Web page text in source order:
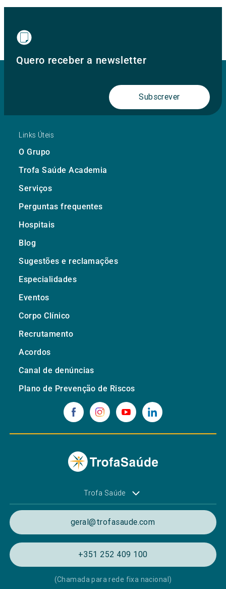
Quero receber a newsletter
Subscrever
Links Úteis
O Grupo
Trofa Saúde Academia
Serviços
Perguntas frequentes
Hospitais
Blog
Sugestões e reclamações
Especialidades
Eventos
Corpo Clínico
Recrutamento
Acordos
Canal de denúncias
Plano de Prevenção de Riscos
Trofa Saúde
geral@trofasaude.com
+351 252 409 100
(Chamada para rede fixa nacional)